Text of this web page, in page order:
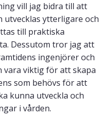
vill jag bidra till att
ytterligare och
till praktiska
Dessutom tror jag att
ingenjörer och
vara viktig för att skapa
som behövs för att
kunna utveckla och
i vården.